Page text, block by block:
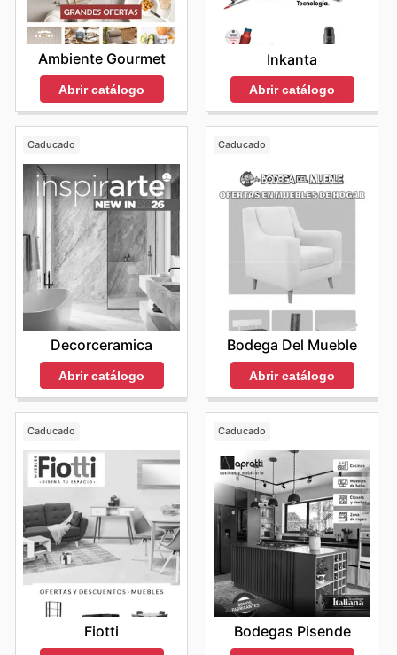
Ambiente Gourmet
Abrir catálogo
Inkanta
Abrir catálogo
Caducado
Decorceramica
Abrir catálogo
Caducado
Bodega Del Mueble
Abrir catálogo
Caducado
Fiotti
Caducado
Bodegas Pisende